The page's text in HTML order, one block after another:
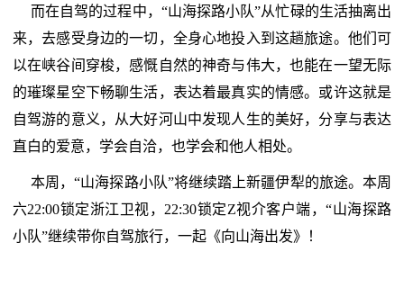
而在自驾的过程中，“山海探路小队”从忙碌的生活抽离出
来，去感受身边的一切，全身心地投入到这趟旅途。他们可
以在峡谷间穿梭，感慨自然的神奇与伟大，也能在一望无际
的璀璨星空下畅聊生活，表达着最真实的情感。或许这就是
自驾游的意义，从大好河山中发现人生的美好，分享与表达
直白的爱意，学会自洽，也学会和他人相处。
本周，“山海探路小队”将继续踏上新疆伊犁的旅途。本周
六22:00锁定浙江卫视，22:30锁定Z视介客户端，“山海探路
小队”继续带你自驾旅行，一起《向山海出发》！